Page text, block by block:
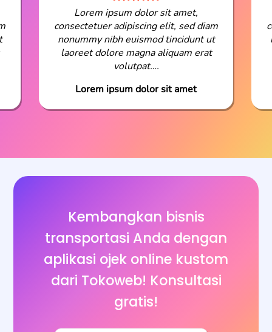
Lorem ipsum dolor sit amet,
consectetuer adipiscing elit, sed diam
nonummy nibh euismod tincidunt ut
laoreet dolore magna aliquam erat
volutpat….
Lorem ipsum dolor sit amet
Kembangkan bisnis
transportasi Anda dengan
aplikasi ojek online kustom
dari Tokoweb! Konsultasi
gratis!